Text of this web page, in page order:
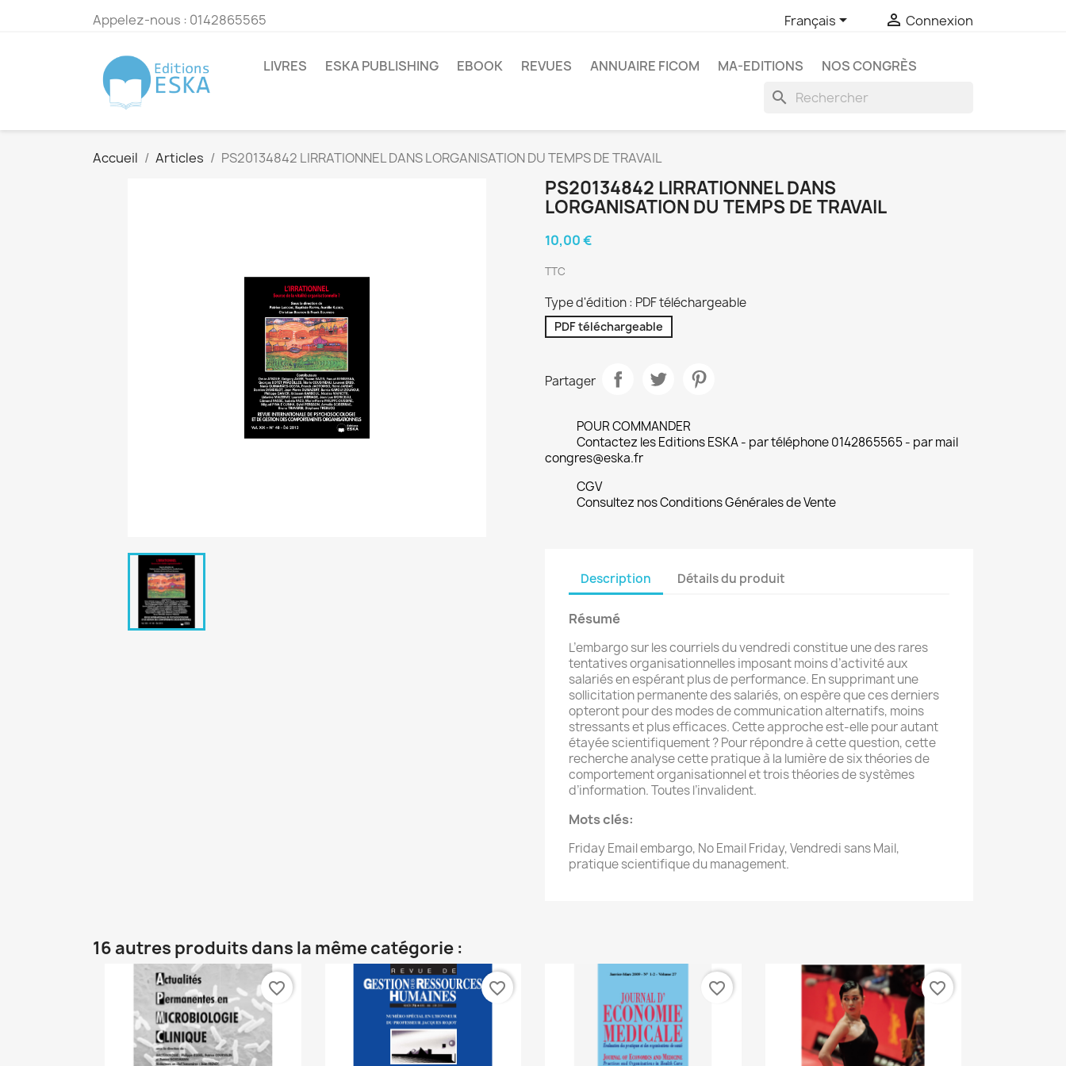
Appelez-nous : 0142865565 Français  Connexion
LIVRES ESKA PUBLISHING EBOOK REVUES ANNUAIRE FICOM MA-EDITIONS NOS CONGRÈS
search
Accueil Articles PS20134842 LIRRATIONNEL DANS LORGANISATION DU TEMPS DE TRAVAIL
PS20134842 LIRRATIONNEL DANS
LORGANISATION DU TEMPS DE TRAVAIL
10,00 €
TTC
Type d'édition : PDF téléchargeable
PDF téléchargeable
Partager
POUR COMMANDER
Contactez les Editions ESKA - par téléphone 0142865565 - par mail
congres@eska.fr
CGV
Consultez nos Conditions Générales de Vente
Description Détails du produit
Résumé
L’embargo sur les courriels du vendredi constitue une des rares
tentatives organisationnelles imposant moins d’activité aux
salariés en espérant plus de performance. En supprimant une
sollicitation permanente des salariés, on espère que ces derniers
opteront pour des modes de communication alternatifs, moins
stressants et plus efficaces. Cette approche est-elle pour autant
étayée scientifiquement ? Pour répondre à cette question, cette
recherche analyse cette pratique à la lumière de six théories de
comportement organisationnel et trois théories de systèmes
d’information. Toutes l’invalident.
Mots clés:
Friday Email embargo, No Email Friday, Vendredi sans Mail,
pratique scientifique du management.
16 autres produits dans la même catégorie :
favorite_border favorite_border favorite_border favorite_border